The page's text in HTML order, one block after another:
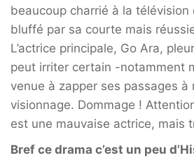
beaucoup charrié à la télévision
bluffé par sa courte mais
L’actrice principale, Go Ara,
peut irriter certain -notamment
venue à zapper ses passages à
visionnage. Dommage !
est une mauvaise actrice, mais
Bref ce drama c’est un peu